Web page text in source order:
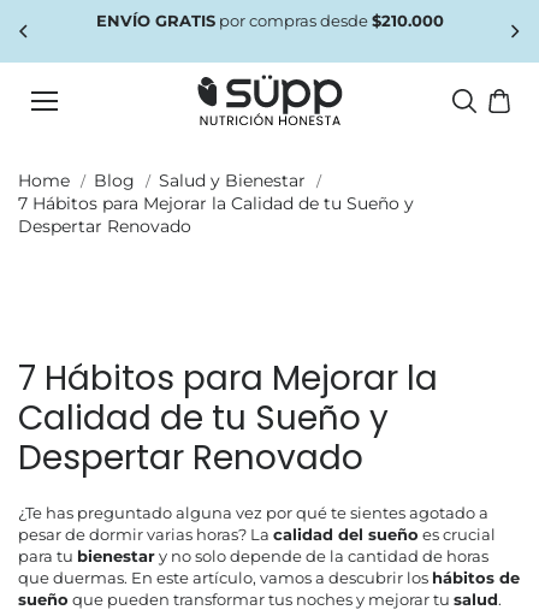
conteni ENVÍO GRATISpor compras desde$210.000
Home Blog
Salud y Bienestar
7 Hábitos para Mejorar la Calidad de tu Sueño y
Despertar Renovado
7 Hábitos para Mejorar la
Calidad de tu Sueño y
Despertar Renovado
¿Te has preguntado alguna vez por qué te sientes agotado a
pesar de dormir varias horas? La calidad del sueño es crucial
para tu bienestary no solo depende de la cantidad de horas
que duermas. En este artículo, vamos a descubrir los hábitos de
sueño que pueden transformar tus noches y mejorar tu salud.